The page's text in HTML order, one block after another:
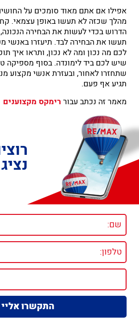
אפילו אם אתם מאוד סומכים על
מהלך שכזה לא תעשו באופן עצמאי.
הדרוש בכדי לעשות את הבחירה
תעשו את הבחירה לבד. תיעזרו באנשי
לכם מה נכון ומה לא נכון, ותראו איך
שיש לכם ביד לימונדה. בסוף מספיקה
שתחזרו לאחור, ובעזרת אנשי מקצוע
תגיע אף פעם.
מאמר זה נכתב עבור רימקס מקצוענים